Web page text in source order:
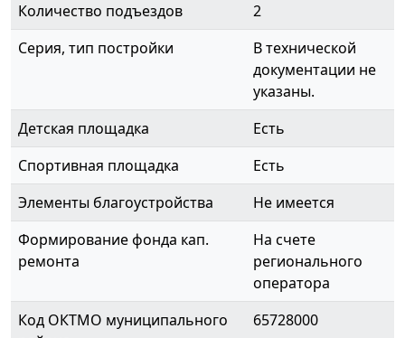
Количество подъездов
2
Серия, тип постройки
В технической
документации не
указаны.
Детская площадка
Есть
Спортивная площадка
Есть
Элементы благоустройства
Не имеется
Формирование фонда кап.
ремонта
На счете
регионального
оператора
Код ОКТМО муниципального
65728000